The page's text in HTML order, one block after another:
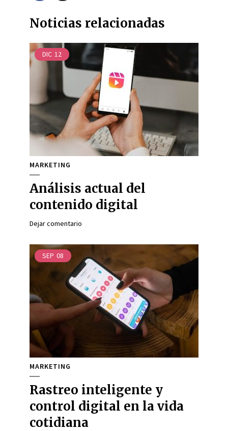
Noticias relacionadas
DIC 12
MARKETING
Análisis actual del
contenido digital
Dejar comentario
SEP 08
MARKETING
Rastreo inteligente y
control digital en la vida
cotidiana